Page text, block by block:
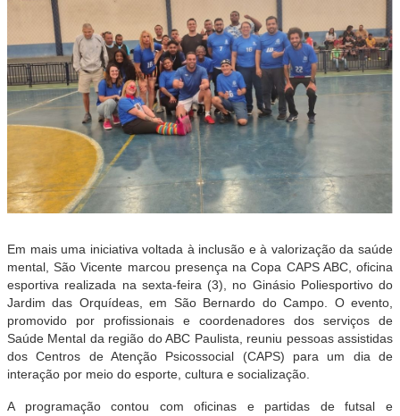
Em mais uma iniciativa voltada à inclusão e à valorização da saúde
mental, São Vicente marcou presença na Copa CAPS ABC, oficina
esportiva realizada na sexta-feira (3), no Ginásio Poliesportivo do
Jardim das Orquídeas, em São Bernardo do Campo. O evento,
promovido por profissionais e coordenadores dos serviços de
Saúde Mental da região do ABC Paulista, reuniu pessoas assistidas
dos Centros de Atenção Psicossocial (CAPS) para um dia de
interação por meio do esporte, cultura e socialização.
A programação contou com oficinas e partidas de futsal e